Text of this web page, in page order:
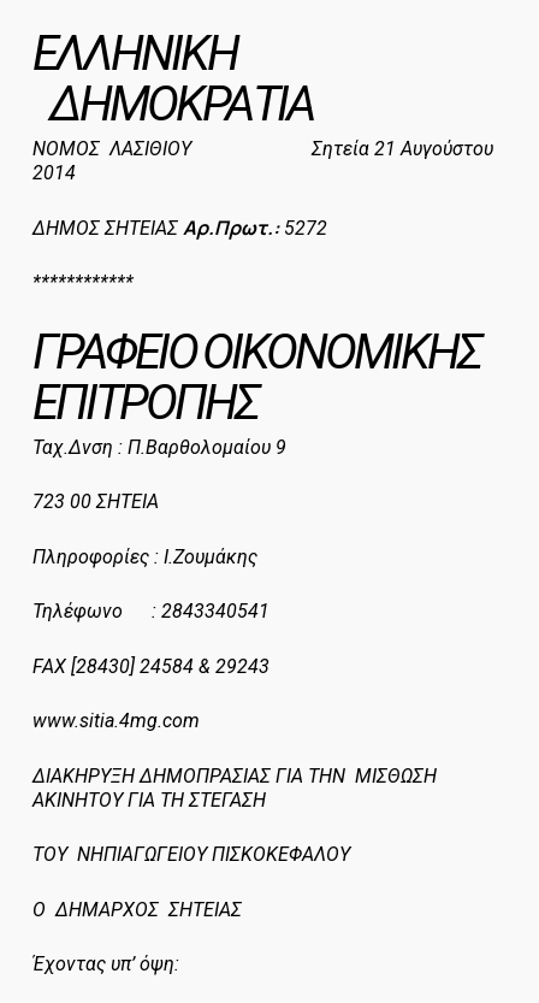
ΕΛΛΗΝΙΚΗ
ΔΗΜΟΚΡΑΤΙΑ
ΝΟΜΟΣ ΛΑΣΙΘΙΟΥ Σητεία 21 Αυγούστου
2014
ΔΗΜΟΣ ΣΗΤΕΙΑΣ Αρ.Πρωτ.: 5272
************
ΓΡΑΦΕΙΟΟΙΚΟΝΟΜΙΚΗΣ
ΕΠΙΤΡΟΠΗΣ
Ταχ.Δνση : Π.Βαρθολομαίου 9
723 00 ΣΗΤΕΙΑ
Πληροφορίες : Ι.Ζουμάκης
Τηλέφωνο : 2843340541
FAX [28430] 24584 & 29243
www.sitia.4mg.com
ΔΙΑΚΗΡΥΞΗ ΔΗΜΟΠΡΑΣΙΑΣ ΓΙΑ ΤΗΝ ΜΙΣΘΩΣΗ
ΑΚΙΝΗΤΟΥ ΓΙΑ ΤΗ ΣΤΕΓΑΣΗ
ΤΟΥ ΝΗΠΙΑΓΩΓΕΙΟΥ ΠΙΣΚΟΚΕΦΑΛΟΥ
Ο ΔΗΜΑΡΧΟΣ ΣΗΤΕΙΑΣ
Έχοντας υπ’ όψη: